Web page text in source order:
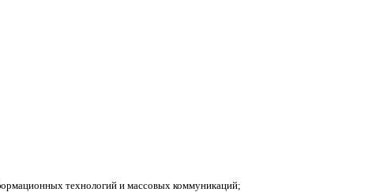
технологий и массовых коммуникаций;